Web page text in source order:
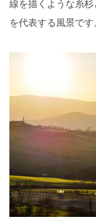
線を描くような糸
を代表する風景です